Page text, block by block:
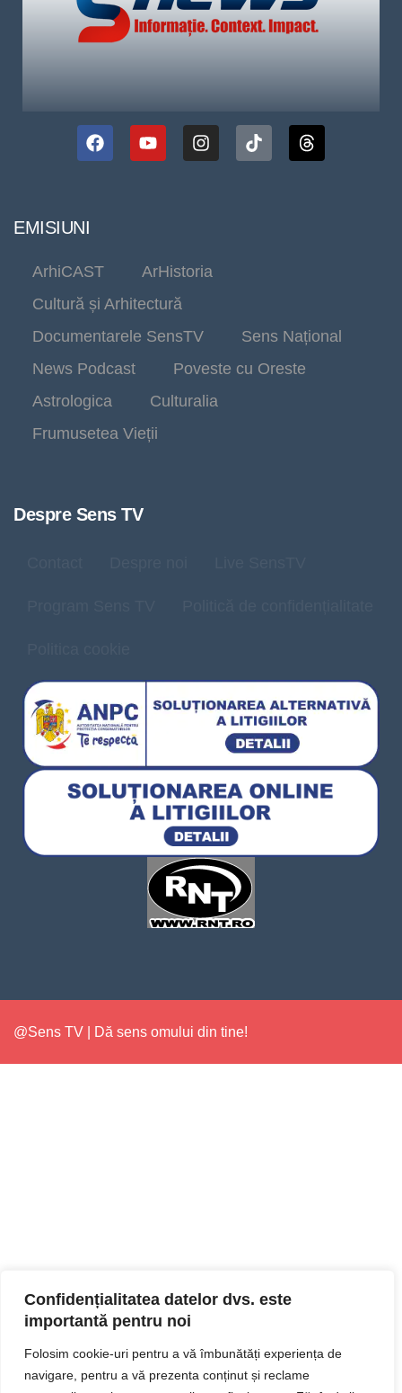
Confidențialitatea datelor dvs. este
importantă pentru noi
Folosim cookie-uri pentru a vă îmbunătăți experiența de
navigare, pentru a vă prezenta conținut și reclame
EMISIUNI
ArhiCAST
ArHistoria
Cultură și Arhitectură
Documentarele SensTV
Sens Național
News Podcast
Poveste cu Oreste
Astrologica
Culturalia
Frumusetea Vieții
Despre Sens TV
@Sens TV | Dă sens omului din tine!